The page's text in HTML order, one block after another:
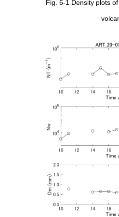
Fig. 6-1 Density plots